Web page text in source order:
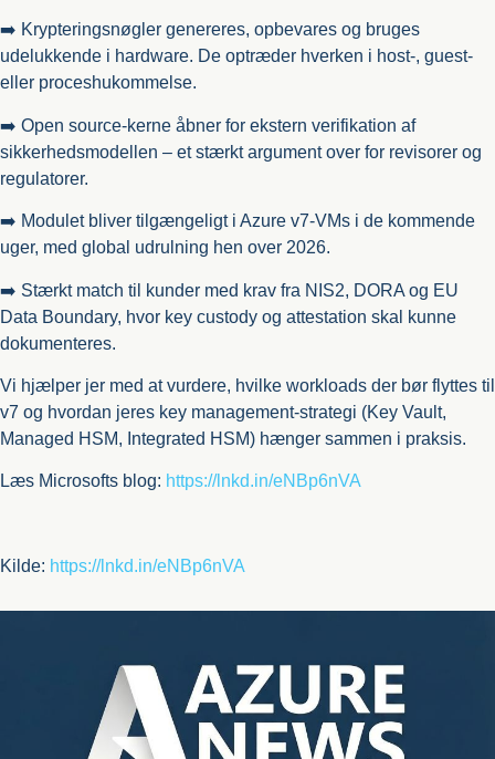
➡️ Krypteringsnøgler genereres, opbevares og bruges
udelukkende i hardware. De optræder hverken i host-, guest-
eller proceshukommelse.
➡️ Open source-kerne åbner for ekstern verifikation af
sikkerhedsmodellen – et stærkt argument over for revisorer og
regulatorer.
➡️ Modulet bliver tilgængeligt i Azure v7-VMs i de kommende
uger, med global udrulning hen over 2026.
➡️ Stærkt match til kunder med krav fra NIS2, DORA og EU
Data Boundary, hvor key custody og attestation skal kunne
dokumenteres.
Vi hjælper jer med at vurdere, hvilke workloads der bør flyttes til
v7 og hvordan jeres key management-strategi (Key Vault,
Managed HSM, Integrated HSM) hænger sammen i praksis.
Læs Microsofts blog: https://lnkd.in/eNBp6nVA
Kilde: https://lnkd.in/eNBp6nVA